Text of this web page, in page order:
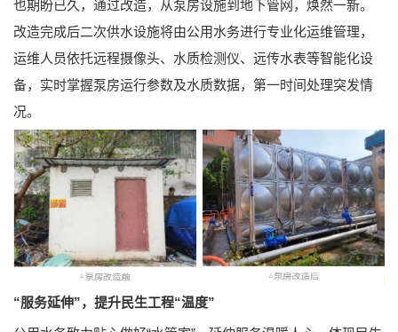
也期盼已久，通过改造，从泵房设施到地下管网，焕然一新。
改造完成后二次供水设施将由公用水务进行专业化运维管理，
运维人员依托远程摄像头、水质检测仪、远传水表等智能化设
备，实时掌握泵房运行参数及水质数据，第一时间处理突发情
况。
“服务延伸”，提升民生工程“温度”